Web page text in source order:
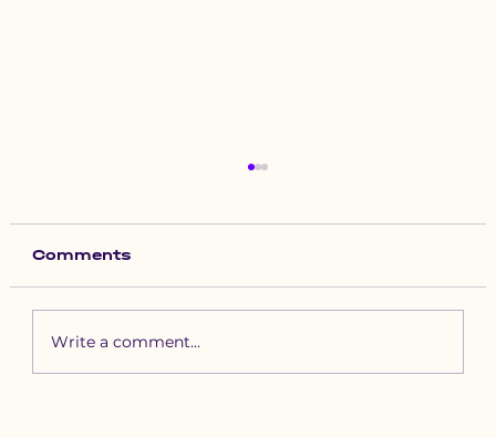
Comments
Write a comment...